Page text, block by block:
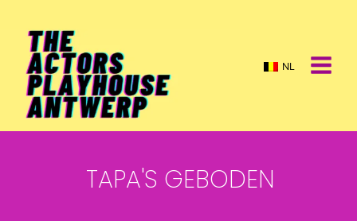
inhoud
TAPA'S GEBODEN
NL